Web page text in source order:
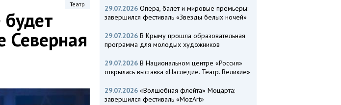
Театр
Северная
29.07.2026 Опера, балет и мировые премьеры:
завершился фестиваль «Звезды белых ночей»
29.07.2026 В Крыму прошла образовательная
программа для молодых художников
29.07.2026 В Национальном центре «Россия»
открылась выставка «Наследие. Театр. Великие»
29.07.2026 «Волшебная флейта» Моцарта:
завершился фестиваль «MozArt»